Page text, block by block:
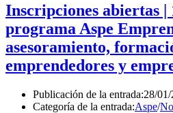
Inscripciones abiertas |
programa Aspe
asesoramiento,
emprendedores y
Publicación de la entrada:28/
Categoría de la entrada:Aspe/